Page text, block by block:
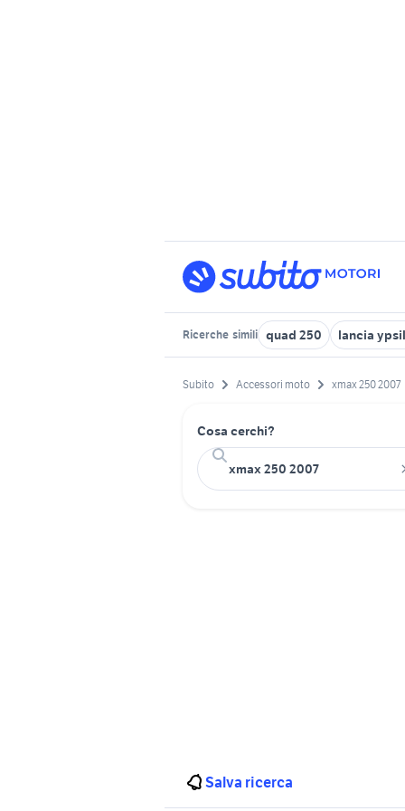
Ricerche simili quad 250 lancia
Subito Accessori moto xmax 250 2007
Cosa cerchi?
Salva ricerca